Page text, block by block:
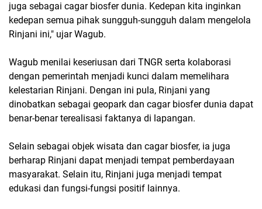
juga sebagai cagar biosfer dunia. Kedepan kita inginkan
kedepan semua pihak sungguh-sungguh dalam mengelola
Rinjani ini," ujar Wagub.
Wagub menilai keseriusan dari TNGR serta kolaborasi
dengan pemerintah menjadi kunci dalam memelihara
kelestarian Rinjani. Dengan ini pula, Rinjani yang
dinobatkan sebagai geopark dan cagar biosfer dunia dapat
benar-benar terealisasi faktanya di lapangan.
Selain sebagai objek wisata dan cagar biosfer, ia juga
berharap Rinjani dapat menjadi tempat pemberdayaan
masyarakat. Selain itu, Rinjani juga menjadi tempat
edukasi dan fungsi-fungsi positif lainnya.